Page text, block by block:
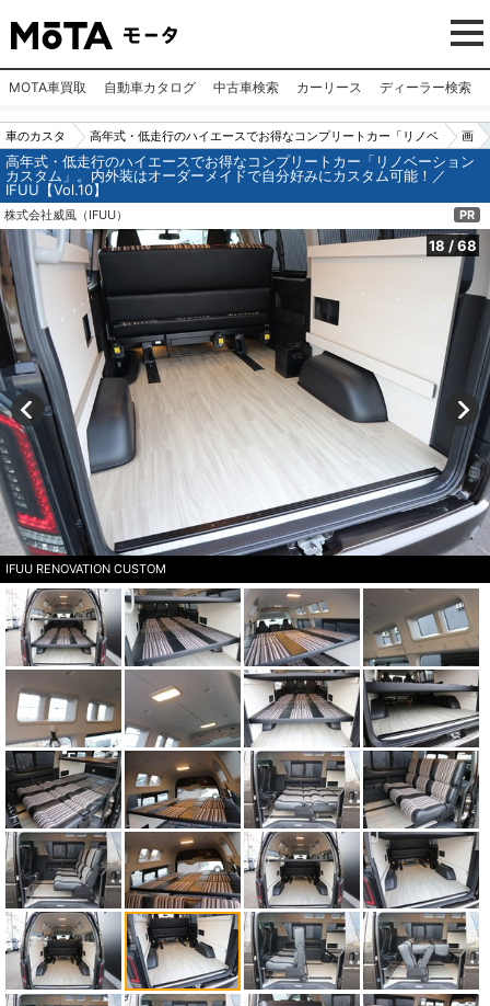
MOTA車買取 自動車カタログ 中古車検索 カーリース ディーラー検索
車のカスタ
ムパーツ
（カー用
品）
高年式・低走行のハイエースでお得なコンプリートカー「リノベ
ーションカスタム」。内外装はオーダーメイドで自分好みにカス
タム可能！／IFUU【Vol.10】
画
像
o.
18
高年式・低走行のハイエースでお得なコンプリートカー「リノベーション
カスタム」。内外装はオーダーメイドで自分好みにカスタム可能！／
IFUU【Vol.10】
株式会社威風（IFUU） PR
18 /68
IFUU RENOVATION CUSTOM